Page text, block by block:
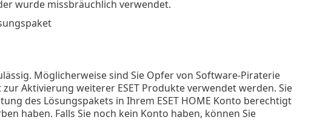
wurde missbräuchlich verwendet.
Möglicherweise sind Sie Opfer von Software-Piraterie
Aktivierung weiterer ESET Produkte verwendet werden. Sie
des Lösungspakets in Ihrem ESET HOME Konto berechtigt
haben. Falls Sie noch kein Konto haben, können Sie